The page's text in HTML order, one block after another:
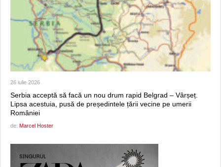
26 iulie 2026
Serbia acceptă să facă un nou drum rapid Belgrad – Vârșeț.
Lipsa acestuia, pusă de președintele țării vecine pe umerii
României
de: Marcel Hoster